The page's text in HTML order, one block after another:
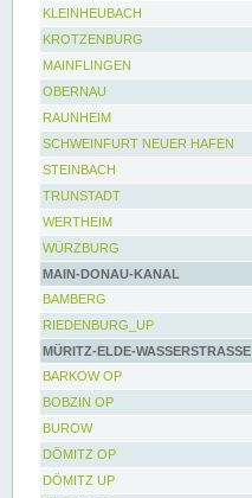
KLEINHEUBACH
KROTZENBURG
MAINFLINGEN
OBERNAU
RAUNHEIM
SCHWEINFURT NEUER HAFEN
STEINBACH
TRUNSTADT
WERTHEIM
WÜRZBURG
MAIN-DONAU-KANAL
BAMBERG
RIEDENBURG_UP
MÜRITZ-ELDE-WASSERSTRASSE
BARKOW OP
BOBZIN OP
BUROW
DÖMITZ OP
DÖMITZ UP